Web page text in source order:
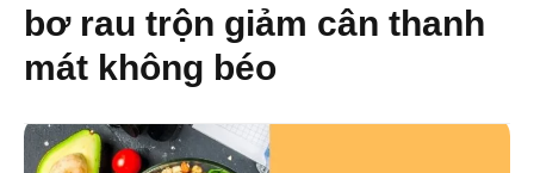
bơ rau trộn giảm cân thanh
mát không béo